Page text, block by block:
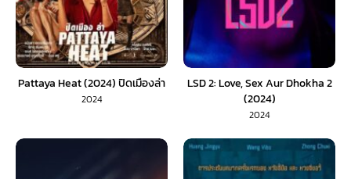
Pattaya Heat (2024) ปิดเมืองล่า
2024
LSD 2: Love, Sex Aur Dhokha 2
(2024)
2024